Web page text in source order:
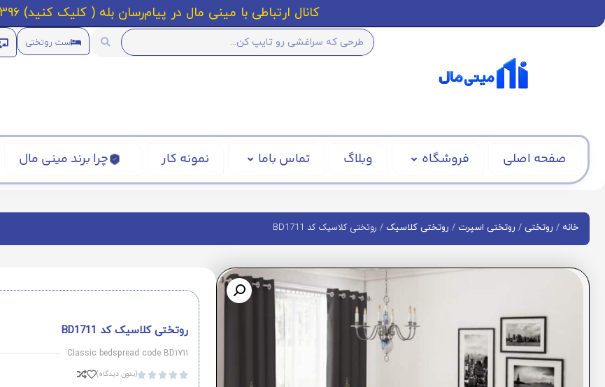
کانال ارتباطی با مینی مال در پیام‌رسان بله ( کلیک کنید) 09218315396
ست روتختی
صفحه اصلی فروشگاه وبلاگ تماس باما نمونه کار چرا برند مینی مال
خانه / روتختی / روتختی اسپرت / روتختی کلاسیک / روتختی کلاسیک کد BD1711
روتختی کلاسیک کد BD1711
Classic bedspread code BD1711




(بدون دیدگاه)